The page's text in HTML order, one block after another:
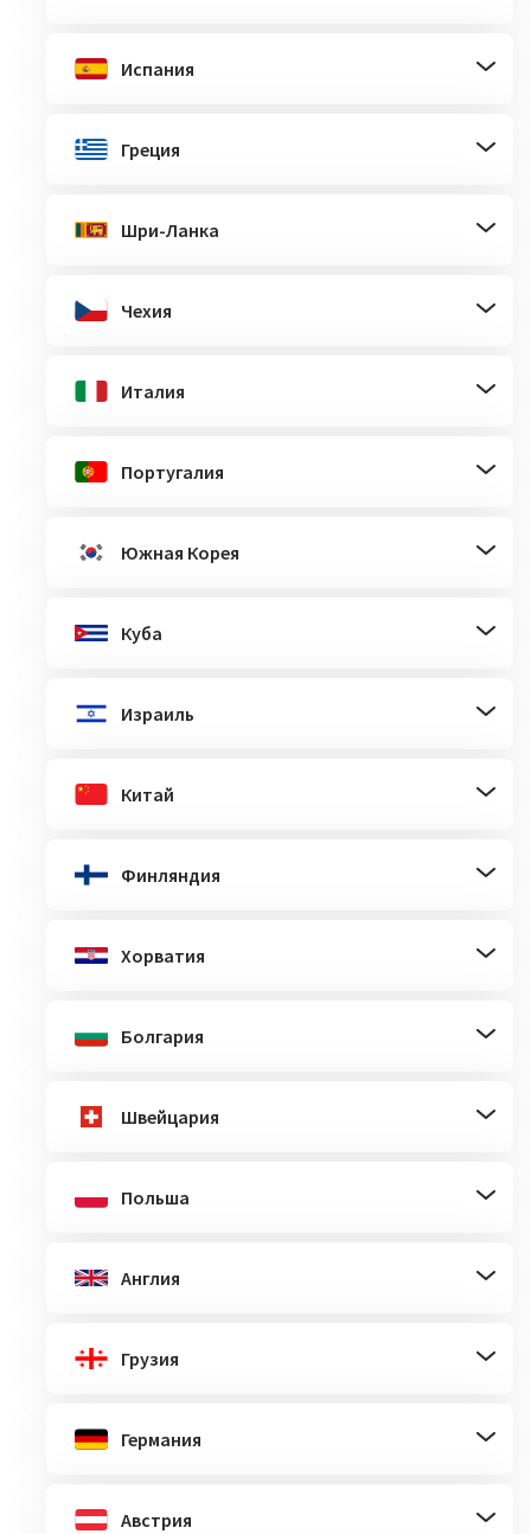
Испания
Греция
Шри-Ланка
Чехия
Италия
Португалия
Южная Корея
Куба
Израиль
Китай
Финляндия
Хорватия
Болгария
Швейцария
Польша
Англия
Грузия
Германия
Австрия